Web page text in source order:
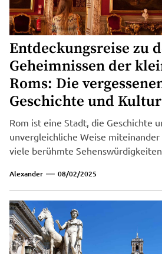
Entdeckungsreise zu
Geheimnissen der
Roms: Die
Geschichte und Kultur
Rom ist eine Stadt, die Geschichte
unvergleichliche Weise
viele berühmte
Alexander 08/02/2025